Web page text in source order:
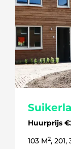
6 kamers
Huurprijs
103 M2,